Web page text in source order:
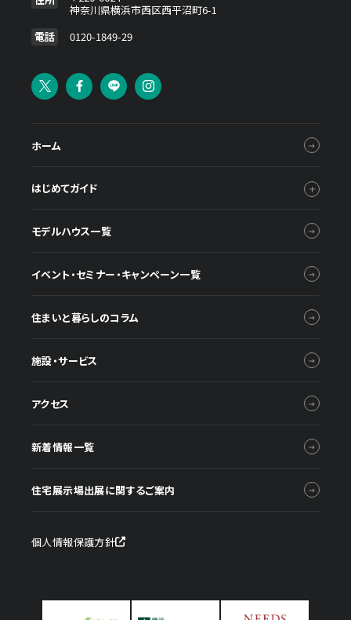
神奈川県横浜市西区西平沼町6-1
電話
0120-1849-29
ホーム
はじめてガイド
モデルハウス一覧
イベント・セミナー・キャンペーン一覧
住まいと暮らしのコラム
施設・サービス
アクセス
新着情報一覧
住宅展示場出展に関するご案内
個人情報保護方針